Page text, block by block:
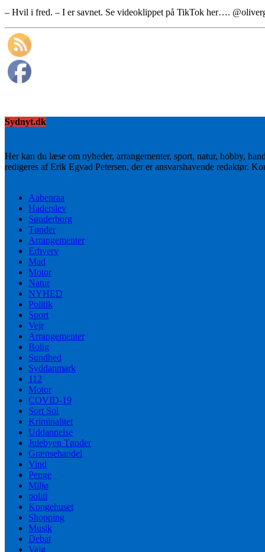
– Hvil i fred. – I er savnet. Se videoklippet på TikTok her….
Sydnyt.dk
Her kan du læse om nyheder, arrangementer, sport, natur, hobby,
redigeres af Erik Egvad Petersen, der er ansvarshavende redaktør.
Aabenraa
Haderslev
Sønderborg
Tønder
Arrangementer
Erhverv
Mad
Motor
Natur
NYHED
Politik
Sport
Vejr
Arrangementer
Bolig
Sundhed
Syddanmark
112
Motor
COVID-19
Sort Sol
Kriminalitet
Uddannelse
Julebyen Tønder
Grænsehandel
Vind
Penge
Miljø
politi
Kongehuset
Shopping
Musik
Debat
Valg